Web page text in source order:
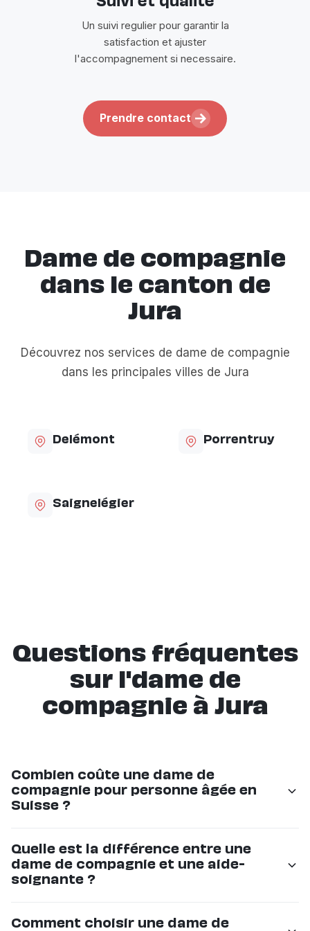
Un suivi regulier pour garantir la
satisfaction et ajuster
l'accompagnement si necessaire.
Prendre contact
Dame de compagnie
dans le canton de
Jura
Découvrez nos services de dame de compagnie
dans les principales villes de Jura
Delémont Porrentruy
Saignelégier
Questions fréquentes
sur l'dame de
compagnie à Jura
Combien coûte une dame de
compagnie pour personne âgée en
Suisse ?
dépend du nombre d'heures et de la régularité. C'est
souvent 50% moins cher que les grandes agences.
Quelle est la différence entre une
dame de compagnie et une aide-
soignante ?
Comment choisir une dame de